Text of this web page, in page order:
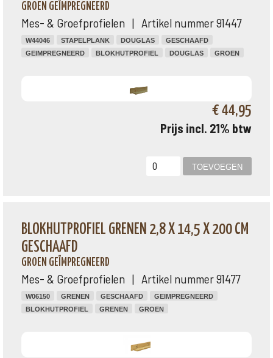
GROEN GEÏMPREGNEERD
Mes- & Groefprofielen | Artikel nummer 91447
W44046 STAPELPLANK DOUGLAS
GESCHAAFD
GEIMPREGNEERD
BLOKHUTPROFIEL DOUGLAS GROEN
€ 44,95
Prijs incl. 21% btw
BLOKHUTPROFIEL GRENEN 2,8 X 14,5 X 200 CM
GESCHAAFD
GROEN GEÏMPREGNEERD
Mes- & Groefprofielen | Artikel nummer 91477
W06150 GRENEN GESCHAAFD
GEIMPREGNEERD
BLOKHUTPROFIEL
GRENEN GROEN